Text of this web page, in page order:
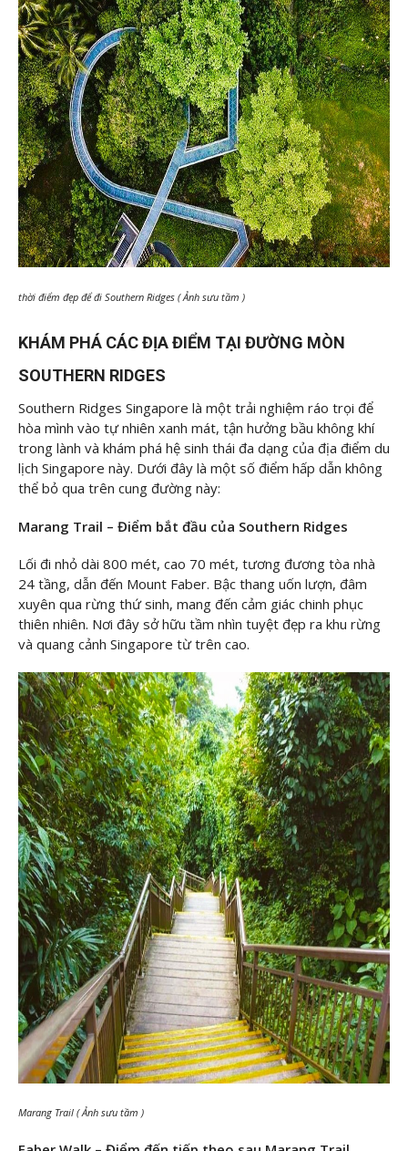
thời điểm đẹp để đi Southern Ridges ( Ảnh sưu tầm )
KHÁM PHÁ CÁC ĐỊA ĐIỂM TẠI ĐƯỜNG MÒN
SOUTHERN RIDGES
Southern Ridges Singapore là một trải nghiệm ráo trọi để
hòa mình vào tự nhiên xanh mát, tận hưởng bầu không khí
trong lành và khám phá hệ sinh thái đa dạng của địa điểm du
lịch Singapore này. Dưới đây là một số điểm hấp dẫn không
thể bỏ qua trên cung đường này:
Marang Trail – Điểm bắt đầu của Southern Ridges
Lối đi nhỏ dài 800 mét, cao 70 mét, tương đương tòa nhà
24 tầng, dẫn đến Mount Faber. Bậc thang uốn lượn, đâm
xuyên qua rừng thứ sinh, mang đến cảm giác chinh phục
thiên nhiên. Nơi đây sở hữu tầm nhìn tuyệt đẹp ra khu rừng
và quang cảnh Singapore từ trên cao.
Marang Trail ( Ảnh sưu tầm )